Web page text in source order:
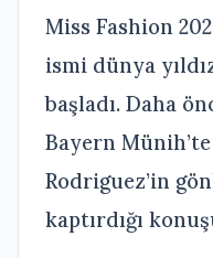
Miss Fashion
ismi dünya
başladı. Daha
Bayern
Rodriguez’in
kaptırdığı